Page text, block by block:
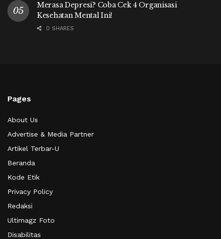
Merasa Depresi? Coba Cek 4 Organisasi
Kesehatan Mental Ini!
0 SHARES
Pages
About Us
Advertise & Media Partner
Artikel Terbar-U
Beranda
Kode Etik
Privacy Policy
Redaksi
Ultimagz Foto
Disabilitas